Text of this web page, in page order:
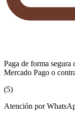
Paga de forma segura
Mercado Pago o
(5)
Atención por